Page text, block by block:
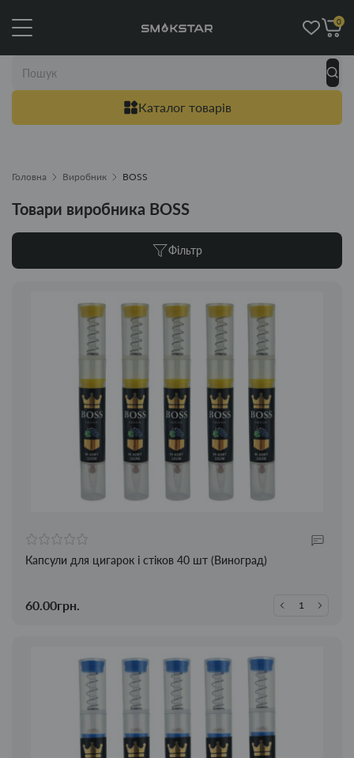
Каталог товарів
0
Головна Виробник BOSS
Товари виробника BOSS
Фільтр
Капсули для цигарок і стіков 40 шт (Виноград)
60.00грн.